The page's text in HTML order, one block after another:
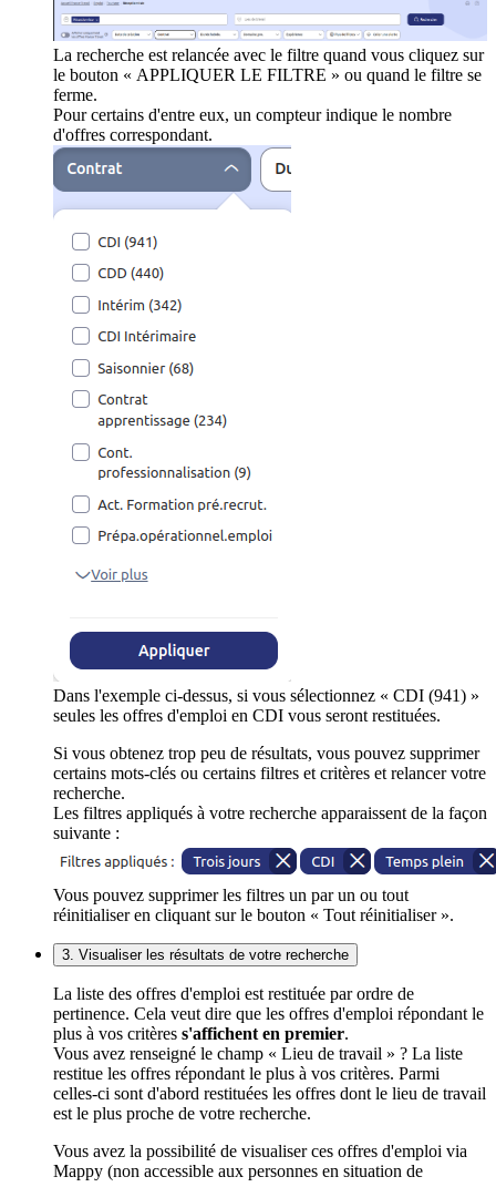
La recherche est relancée avec le filtre quand vous cliquez sur
le bouton « APPLIQUER LE FILTRE » ou quand le filtre se
ferme.
Pour certains d'entre eux, un compteur indique le nombre
d'offres correspondant.
Dans l'exemple ci-dessus, si vous sélectionnez « CDI (941) »
seules les offres d'emploi en CDI vous seront restituées.
Si vous obtenez trop peu de résultats, vous pouvez supprimer
certains mots-clés ou certains filtres et critères et relancer votre
recherche.
Les filtres appliqués à votre recherche apparaissent de la façon
suivante :
Vous pouvez supprimer les filtres un par un ou tout
réinitialiser en cliquant sur le bouton « Tout réinitialiser ».
3. Visualiser les résultats de votre recherche
La liste des offres d'emploi est restituée par ordre de
pertinence. Cela veut dire que les offres d'emploi répondant le
plus à vos critères s'affichent en premier.
Vous avez renseigné le champ « Lieu de travail » ? La liste
restitue les offres répondant le plus à vos critères. Parmi
celles-ci sont d'abord restituées les offres dont le lieu de travail
est le plus proche de votre recherche.
Vous avez la possibilité de visualiser ces offres d'emploi via
Mappy (non accessible aux personnes en situation de